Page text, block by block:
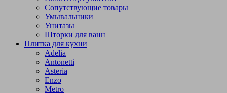
Сопутствующие товары
Умывальники
Унитазы
Шторки для ванн
Плитка для кухни
Adelia
Antonetti
Asteria
Enzo
Metro